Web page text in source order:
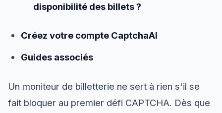
disponibilité des billets ?
Créez votre compte CaptchaAI
Guides associés
Un moniteur de billetterie ne sert à rien s'il se
fait bloquer au premier défi CAPTCHA. Dès que